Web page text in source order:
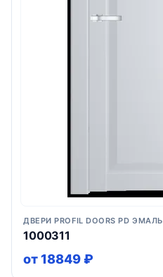
ДВЕРИ PROFIL DOORS PD ЭМАЛЬ
1000311
от 18849 ₽